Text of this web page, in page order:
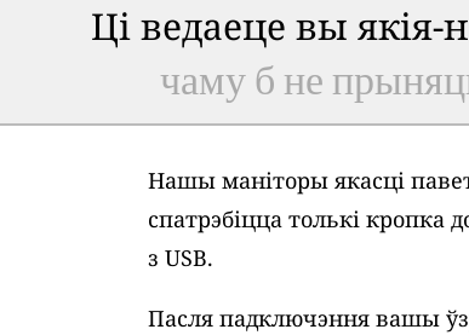
Ці ведаеце вы
чаму б не
Нашы маніторы якасці
спатрэбіцца толькі
з USB.
Пасля падключэння вашы